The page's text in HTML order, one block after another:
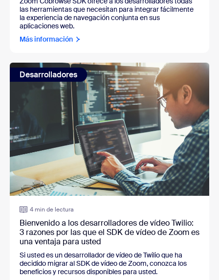
las herramientas que necesitan para integrar fácilmente
la experiencia de navegación conjunta en sus
aplicaciones web.
Más información
Desarrolladores
4 min de lectura
Bienvenido a los desarrolladores de vídeo Twilio:
3 razones por las que el SDK de vídeo de Zoom es
una ventaja para usted
Si usted es un desarrollador de vídeo de Twilio que ha
decidido migrar al SDK de vídeo de Zoom, conozca los
beneficios y recursos disponibles para usted.